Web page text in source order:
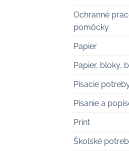
Ochranné
pomôcky
Papier
Papier, bloky,
Písacie
Písanie a
Print
Školské